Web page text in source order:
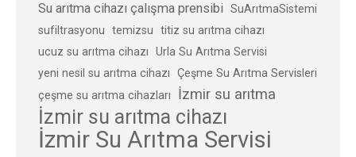
Su arıtma cihazı çalışma prensibi
SuArıtmaSistemi
sufiltrasyonu
temizsu
titiz su arıtma cihazı
ucuz su arıtma cihazı
Urla Su Arıtma Servisi
yeni nesil su arıtma cihazı
Çeşme Su Arıtma Servisleri
çeşme su arıtma cihazları
İzmir su arıtma
İzmir su arıtma cihazı
İzmir Su Arıtma Servisi